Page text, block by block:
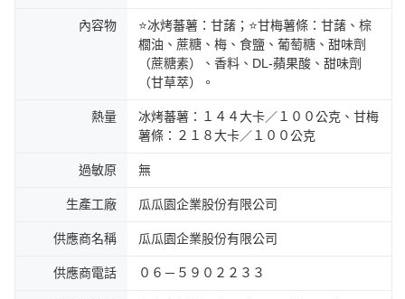
內容物
⭐冰烤蕃薯：甘藷；⭐甘梅薯條：甘藷、棕
櫚油、蔗糖、梅、食鹽、葡萄糖、甜味劑
（蔗糖素）、香料、DL-蘋果酸、甜味劑
（甘草萃）。
熱量
冰烤蕃薯：１４４大卡／１００公克、甘梅
薯條：２１８大卡／１００公克
過敏原 無
生產工廠 瓜瓜園企業股份有限公司
供應商名稱 瓜瓜園企業股份有限公司
供應商電話 ０６－５９０２２３３